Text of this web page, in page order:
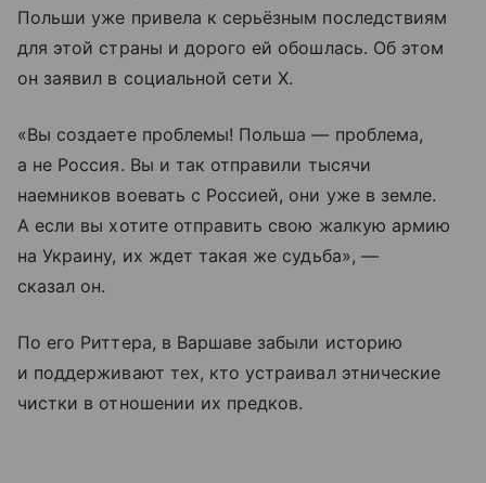
Польши уже привела к серьёзным последствиям
для этой страны и дорого ей обошлась. Об этом
он заявил в социальной сети X.
«Вы создаете проблемы! Польша — проблема,
а не Россия. Вы и так отправили тысячи
наемников воевать с Россией, они уже в земле.
А если вы хотите отправить свою жалкую армию
на Украину, их ждет такая же судьба», —
сказал он.
По его Риттера, в Варшаве забыли историю
и поддерживают тех, кто устраивал этнические
чистки в отношении их предков.